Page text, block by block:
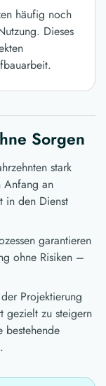
häufig noch
Dieses
Sorgen
stark
Anfang an
in den Dienst
garantieren
ohne Risiken –
Projektierung
gezielt zu steigern